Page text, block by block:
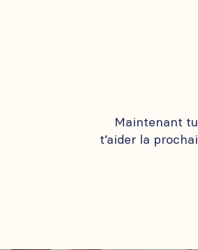
Maintenant
t’aider la